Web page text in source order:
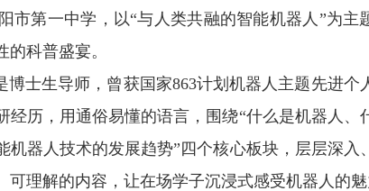
市第一中学，以“与人类共融的智能机器人”为主
科普盛宴。
士生导师，曾获国家863计划机器人主题先进个
历，用通俗易懂的语言，围绕“什么是机器人、
机器人技术的发展趋势”四个核心板块，层层深入
理解的内容，让在场学子沉浸式感受机器人的魅